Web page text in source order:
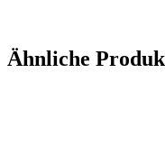
Ähnliche